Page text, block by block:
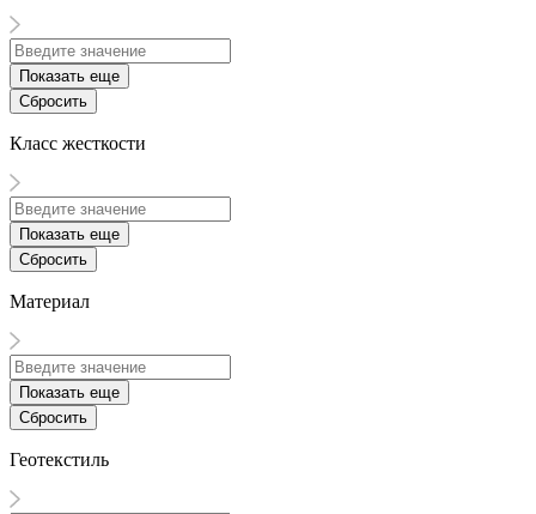
Показать еще
Сбросить
Класс жесткости
Показать еще
Сбросить
Материал
Показать еще
Сбросить
Геотекстиль